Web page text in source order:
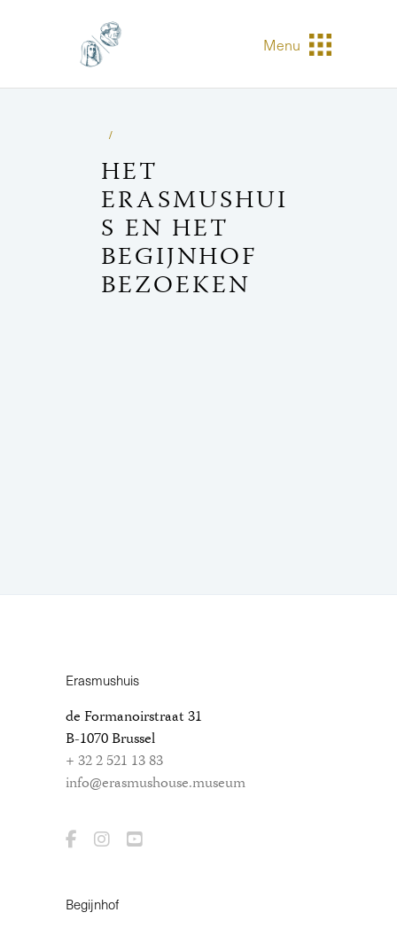
Menu
HET
ERASMUSHUI
S EN HET
BEGIJNHOF
BEZOEKEN
Erasmushuis
de Formanoirstraat 31
B-1070 Brussel
+ 32 2 521 13 83
info@erasmushouse.museum
Begijnhof